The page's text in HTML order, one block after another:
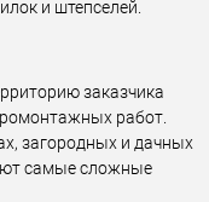
и штепселей.
заказчика
работ.
загородных и дачных
самые сложные